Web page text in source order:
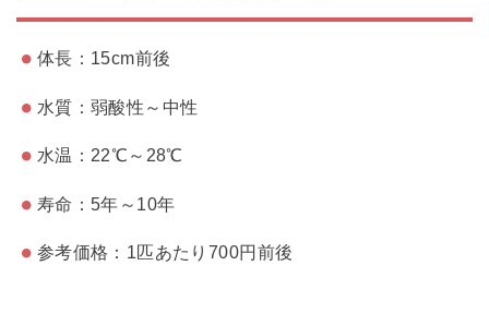
体長：15cm前後
水質：弱酸性～中性
水温：22℃～28℃
寿命：5年～10年
参考価格：1匹あたり700円前後